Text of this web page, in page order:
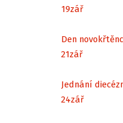
19zář
Den
21zář
Jednání
24zář